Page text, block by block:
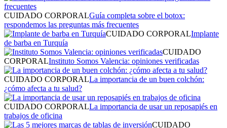
CUIDADO CORPORALGuía completa sobre el botox:
respondemos las preguntas más frecuentes
CUIDADO CORPORALImplante
de barba en Turquía
CUIDADO
CORPORALInstituto Somos Valencia: opiniones verificadas
CUIDADO CORPORALLa importancia de un buen colchón:
¿cómo afecta a tu salud?
CUIDADO CORPORALLa importancia de usar un reposapiés en
trabajos de oficina
CUIDADO